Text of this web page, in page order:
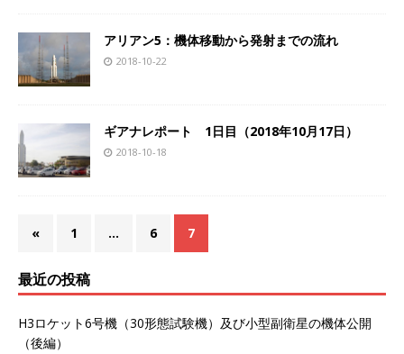
アリアン5：機体移動から発射までの流れ
2018-10-22
ギアナレポート 1日目（2018年10月17日）
2018-10-18
« 1 … 6 7
最近の投稿
H3ロケット6号機（30形態試験機）及び小型副衛星の機体公開
（後編）